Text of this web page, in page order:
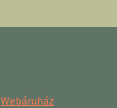
Webáruház